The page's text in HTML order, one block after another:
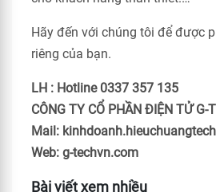
Hãy đến với chúng tôi để được
riêng của bạn.
LH : Hotline 0337 357 135
CÔNG TY CỔ PHẦN ĐIỆN TỬ G-
Mail:
Web: g-techvn.com
Bài viết xem nhiều